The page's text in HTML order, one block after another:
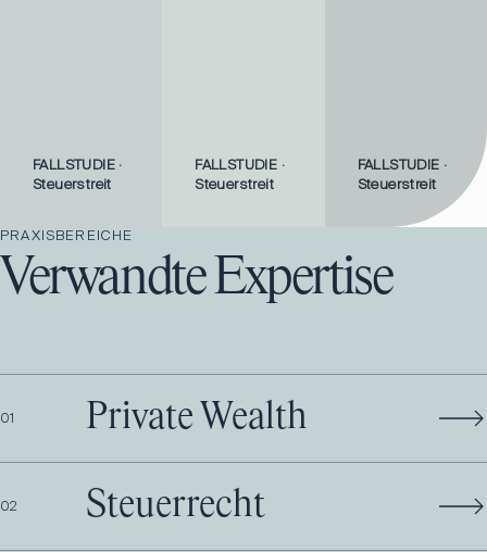
FALLSTUDIE·
Steuerstreit
FALLSTUDIE ·
Steuerstreit
FALLSTUDIE ·
Steuerstreit
PRAXISBEREICHE
Verwandte Expertise
01 Private Wealth
02 Steuerrecht